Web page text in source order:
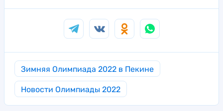
Зимняя Олимпиада 2022 в Пекине
Новости Олимпиады 2022